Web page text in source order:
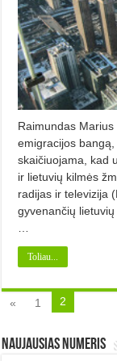
Raimundas
emigracijos
skaičiuojama, kad
ir lietuvių kilmės
radijas ir televizija
gyvenančių
…
Toliau...
« 1 2
Naujausias numeris